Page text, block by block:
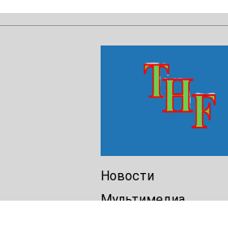
Новости
Мультимедиа